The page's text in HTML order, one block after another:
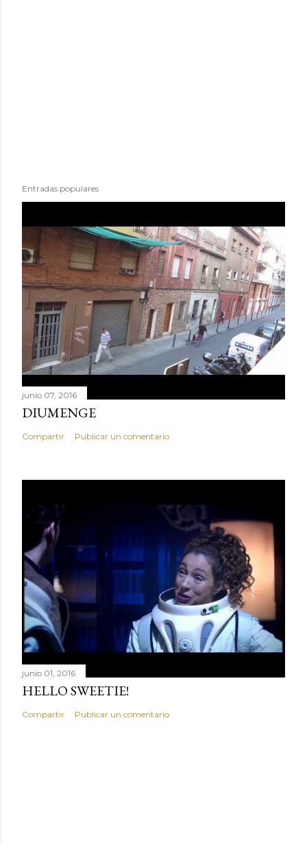
Entradas populares
junio 07, 2016
DIUMENGE
Compartir Publicar un comentario
junio 01, 2016
HELLO SWEETIE!
Compartir Publicar un comentario